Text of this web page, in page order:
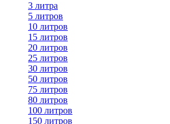
3 литра
5 литров
10 литров
15 литров
20 литров
25 литров
30 литров
50 литров
75 литров
80 литров
100 литров
150 литров